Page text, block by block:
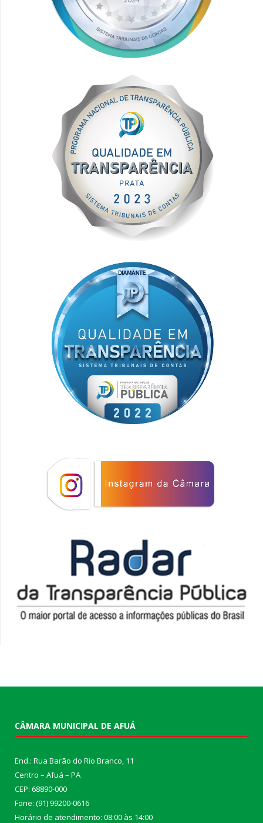
CÂMARA MUNICIPAL DE AFUÁ
End.: Rua Barão do Rio Branco, 11
Centro – Afuá – PA
CEP: 68890-000
Fone: (91) 99200-0616
Horário de atendimento: 08:00 às 14:00